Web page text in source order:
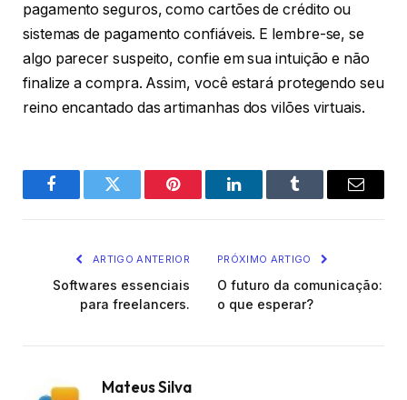
pagamento seguros, como cartões de crédito ou
sistemas de pagamento confiáveis. E lembre-se, se
algo parecer suspeito, confie em sua intuição e não
finalize a compra. Assim, você estará protegendo seu
reino encantado das artimanhas dos vilões virtuais.
FacebookTwitter Pinterest O
Tumblr
E-
ARTIGO ANTERIOR
Softwares essenciais
para freelancers.
PRÓXIMO ARTIGO
O futuro da comunicação:
o que esperar?
Mateus Silva